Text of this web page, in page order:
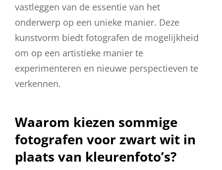
vastleggen van de essentie van het
onderwerp op een unieke manier. Deze
kunstvorm biedt fotografen de mogelijkheid
om op een artistieke manier te
experimenteren en nieuwe perspectieven te
verkennen.
Waarom kiezen sommige
fotografen voor zwart wit in
plaats van kleurenfoto’s?